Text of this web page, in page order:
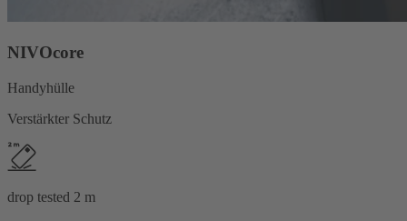
NIVOcore
Handyhülle
Verstärkter Schutz
drop tested 2 m